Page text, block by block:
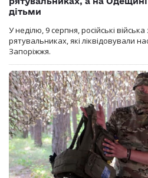
дітьми
У неділю, 9 серпня, російські
рятувальниках, які ліквідовували
Запоріжжя.